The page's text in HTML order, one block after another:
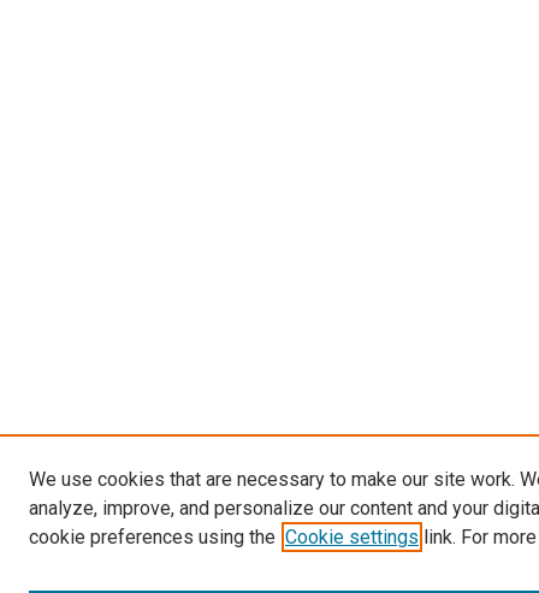
We use cookies that are necessary to make our site work.
analyze, improve, and personalize our content and your
cookie preferences using the Cookie settings link. For